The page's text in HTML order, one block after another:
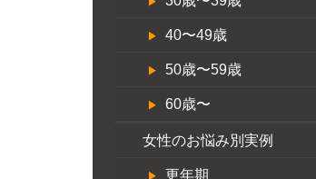
40〜49歳
50歳〜59歳
60歳〜
女性のお悩み別実例
更年期